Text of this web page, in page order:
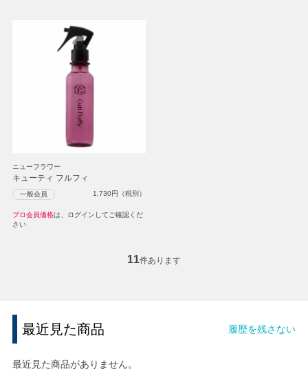
ニューフラワー
キューティ フルフィ
一般会員 1,730円（税別）
プロ会員価格は、ログインしてご確認くだ
さい
11件あります
最近見た商品 履歴を残さない
最近見た商品がありません。